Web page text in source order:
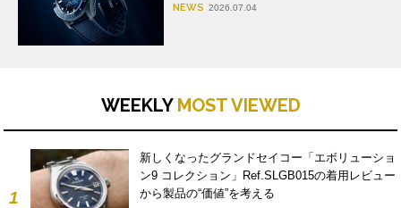
NEWS 2026.07.04
WEEKLY MOST VIEWED
1
新しくなったグランドセイコー「エボリューショ
ン9 コレクション」Ref.SLGB015の着用レビュー
から製品の“価値”を考える